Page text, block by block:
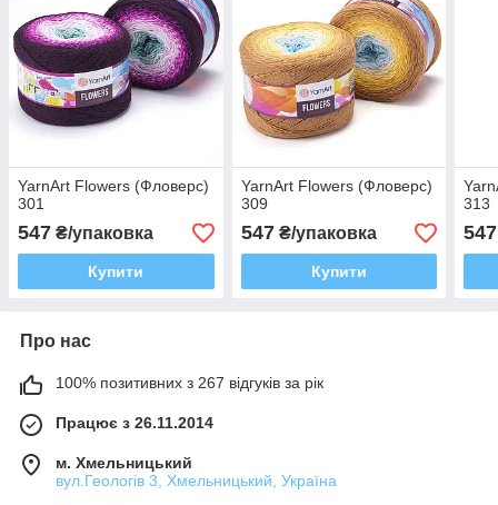
YarnArt Flowers (Фловерс)
301
547 ₴/упаковка
Купити
YarnArt Flowers (Фловерс)
309
547₴/упаковка
Купити
313
547
Про нас
100% позитивних з 267 відгуків за рік
Працює з 26.11.2014
м. Хмельницький
вул.Геологів 3, Хмельницький, Україна